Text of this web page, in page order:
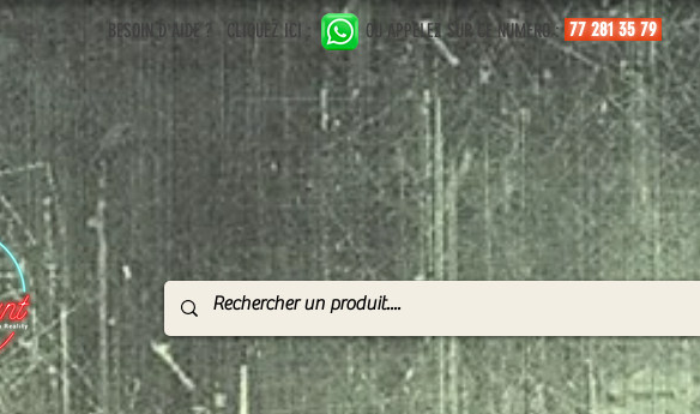
BESOIN D'AIDE ? CLIQUEZ ICI : OU APPELEZ SUR CE NUMERO : 77 281 35 79